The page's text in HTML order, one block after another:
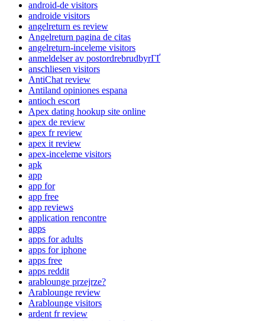
android-de visitors
androide visitors
angelreturn es review
Angelreturn pagina de citas
angelreturn-inceleme visitors
anmeldelser av postordrebrudbyrГҐ
anschliesen visitors
AntiChat review
Antiland opiniones espana
antioch escort
Apex dating hookup site online
apex de review
apex fr review
apex it review
apex-inceleme visitors
apk
app
app for
app free
app reviews
application rencontre
apps
apps for adults
apps for iphone
apps free
apps reddit
arablounge przejrze?
Arablounge review
Arablounge visitors
ardent fr review